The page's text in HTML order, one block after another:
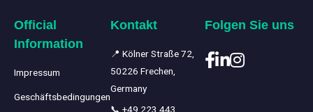
Official
Information
Impressum
Geschäftsbedingungen
Kontakt
📍 Kölner Straße 72,
50226 Frechen,
Germany
📞 +49 223 443
Folgen Sie uns